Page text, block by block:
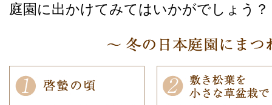
庭園に出かけてみてはいかがでしょう？